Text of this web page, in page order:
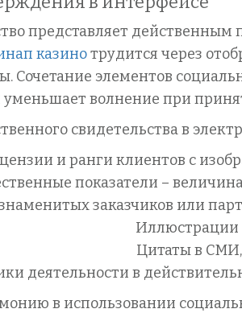
представляет
казинотрудится через
Сочетание элементов
волнение при
свидетельства в
и ранги клиентов с
показатели –
заказчиков или
Иллюстрации
Цитаты в
деятельности в
в использовании